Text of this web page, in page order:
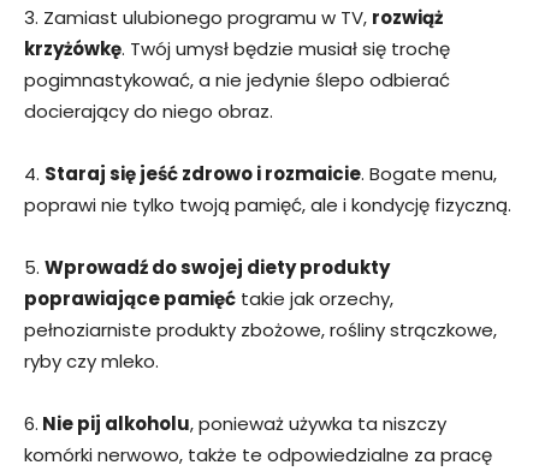
3. Zamiast ulubionego programu w TV, rozwiąż
krzyżówkę. Twój umysł będzie musiał się trochę
pogimnastykować, a nie jedynie ślepo odbierać
docierający do niego obraz.
4. Staraj się jeść zdrowo i rozmaicie. Bogate menu,
poprawi nie tylko twoją pamięć, ale i kondycję fizyczną.
5. Wprowadź do swojej diety produkty
poprawiające pamięć takie jak orzechy,
pełnoziarniste produkty zbożowe, rośliny strączkowe,
ryby czy mleko.
6. Nie pij alkoholu, ponieważ używka ta niszczy
komórki nerwowo, także te odpowiedzialne za pracę